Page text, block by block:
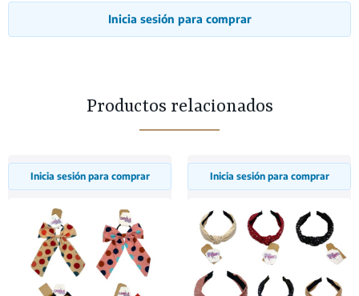
Inicia sesión para comprar
Productos relacionados
Inicia sesión para comprar Inicia sesión para comprar